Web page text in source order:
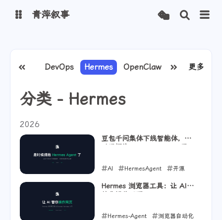
博客
青萍 AI 电商 青萍 AI 语音
青萍叙事
App推荐 DevOps Hermes OpenClaw PS 云原生
更多
分类 - Hermes
2026
豆包千问集体下线智能体，是
AI HermesAgent 开源
2026-07-04
Hermes 浏览器工具：让 AI
Hermes-Agent 浏览器自动化